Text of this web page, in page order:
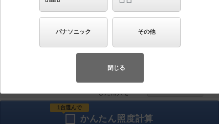
各種データ
チェック
した器具を
1台選んで
かんたん 照度計算
パナソニック その他
閉じる